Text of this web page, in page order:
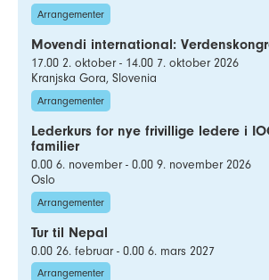
Arrangementer
Movendi international:
17.00 2. oktober - 14.00 7. oktober 2026
Kranjska Gora, Slovenia
Arrangementer
Lederkurs for nye frivillige ledere i
familier
0.00 6. november - 0.00 9. november 2026
Oslo
Arrangementer
Tur til Nepal
0.00 26. februar - 0.00 6. mars 2027
Arrangementer